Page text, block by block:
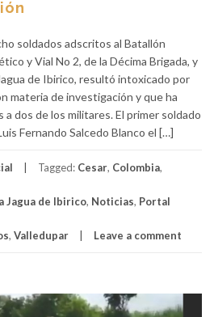
soldados adscritos al Batallón
y Vial No 2, de la Décima Brigada, y
de Ibirico, resultó intoxicado por
materia de investigación y que ha
a dos de los militares. El primer soldado
Fernando Salcedo Blanco el […]
Tagged: Cesar, Colombia,
Jagua de Ibirico, Noticias, Portal
, Valledupar Leave a comment